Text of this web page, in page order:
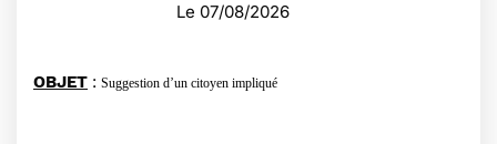
Le 07/08/2026
OBJET : Suggestion d’un citoyen impliqué